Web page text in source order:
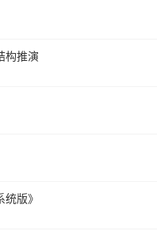
构推演
版》